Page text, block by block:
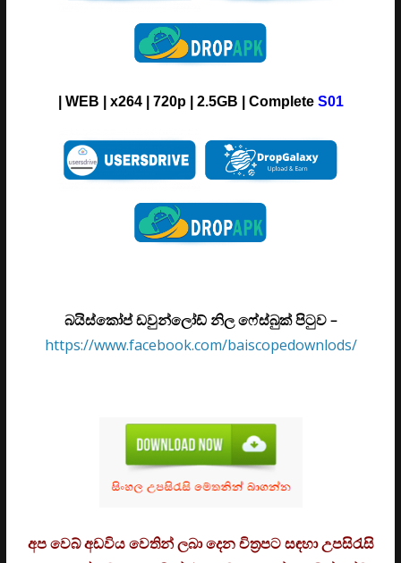
| WEB | x264 | 720p | 2.5GB | Complete S01
බයිස්කෝප් ඩවුන්ලෝඩ් නිල ෆේස්බුක් පිටුව –
https://www.facebook.com/baiscopedownlods/
අප වෙබ් අඩවිය වෙතින් ලබා දෙන චිත්‍රපට සඳහා උපසිරැසි